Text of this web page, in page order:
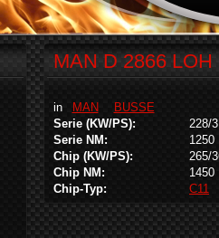
MAN D 2866 LOH
in MAN
BUSSE
Serie (KW/PS):
228/
Serie NM:
1250
Chip (KW/PS):
265/
Chip NM:
1450
Chip-Typ:
C11